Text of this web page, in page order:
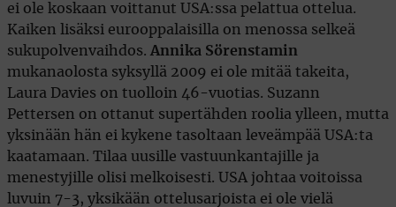
ei ole koskaan voittanut USA:ssa pelattua ottelua.
Kaiken lisäksi eurooppalaisilla on menossa selkeä
sukupolvenvaihdos. Annika Sörenstamin
mukanaolosta syksyllä 2009 ei ole mitää takeita,
Laura Davies on tuolloin 46-vuotias. Suzann
Pettersen on ottanut supertähden roolia ylleen, mutta
yksinään hän ei kykene tasoltaan leveämpää USA:ta
kaatamaan. Tilaa uusille vastuunkantajille ja
menestyjille olisi melkoisesti. USA johtaa voitoissa
luvuin 7-3, yksikään ottelusarjoista ei ole vielä